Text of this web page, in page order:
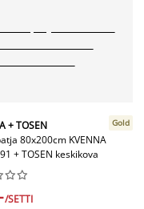
+ TOSEN
80x200cm KVENNA
+ TOSEN keskikova
Gold



/SETTI